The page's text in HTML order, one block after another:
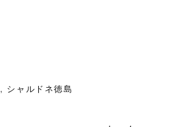
, シャルドネ徳島